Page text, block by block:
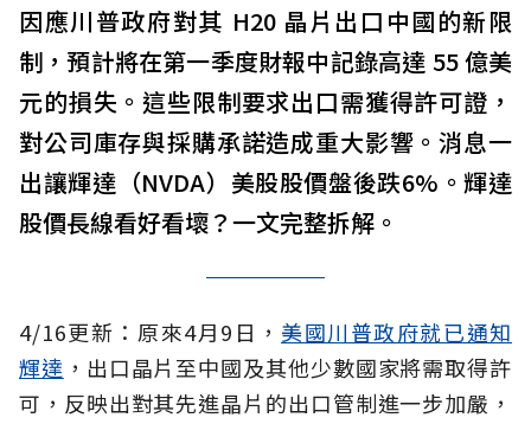
因應川普政府對其 H20 晶片出口中國的新限
制，預計將在第一季度財報中記錄高達 55 億美
元的損失。這些限制要求出口需獲得許可證，
對公司庫存與採購承諾造成重大影響。消息一
出讓輝達（NVDA）美股股價盤後跌6%。輝達
股價長線看好看壞？一文完整拆解。
4/16更新：原來4月9日， 美國川普政府就已通知
輝達 ，出口晶片至中國及其他少數國家將需取得許
可，反映出對其先進晶片的出口管制進一步加嚴，